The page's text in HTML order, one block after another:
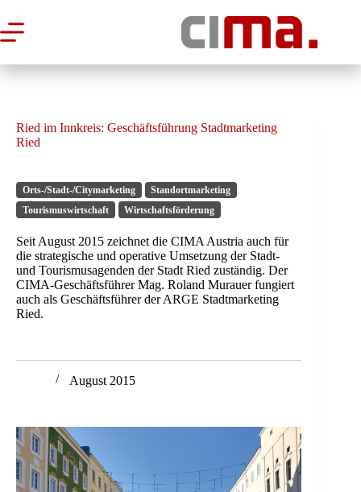
Inhalt
springen
Ried im Innkreis: Geschäftsführung Stadtmarketing
Ried
Orts-/Stadt-/Citymarketing
Standortmarketing
Tourismuswirtschaft
Wirtschaftsförderung
Seit August 2015 zeichnet die CIMA Austria auch für
die strategische und operative Umsetzung der Stadt-
und Tourismusagenden der Stadt Ried zuständig. Der
CIMA-Geschäftsführer Mag. Roland Murauer fungiert
auch als Geschäftsführer der ARGE Stadtmarketing
Ried.
August 2015